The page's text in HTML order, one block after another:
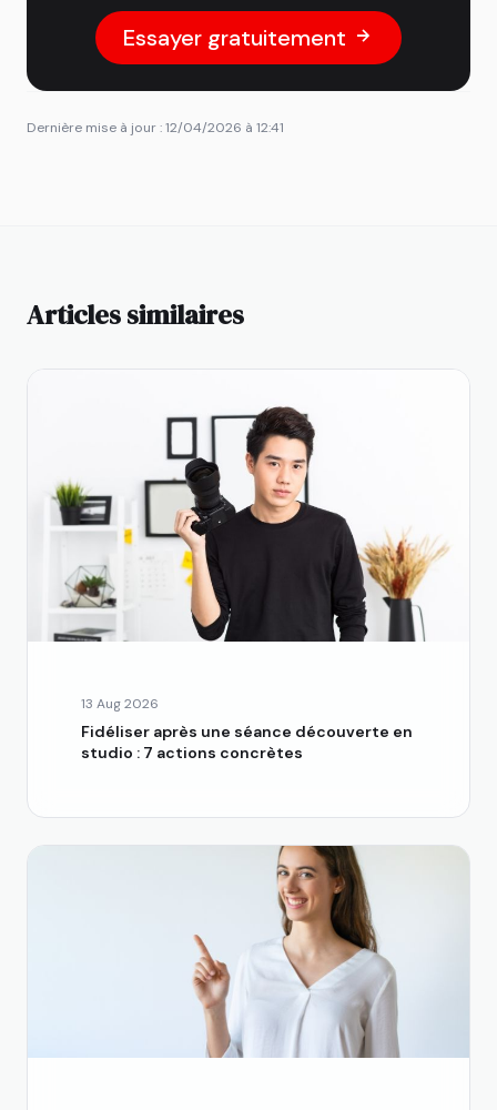
Essayer gratuitement
Dernière mise à jour : 12/04/2026 à 12:41
Articles similaires
13 Aug 2026
Fidéliser après une séance découverte en
studio : 7 actions concrètes